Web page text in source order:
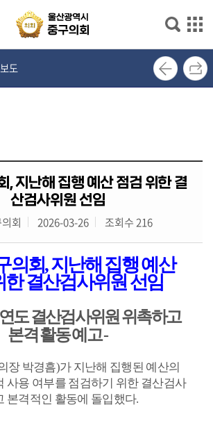
본문으로 바로가기
메인메뉴 바로가기
도
, 지난해 집행 예산 점검 위한 결
산검사위원 선임
회 2026-03-26 조회수 216
의회,지난해 집행 예산
한 결산검사위원 선임
도 결산검사위원 위촉하고
본격 활동 예고-
장 박경흠)가 지난해 집행된 예산의
사용 여부를 점검하기 위한 결산검사
본격적인 활동에 돌입했다.